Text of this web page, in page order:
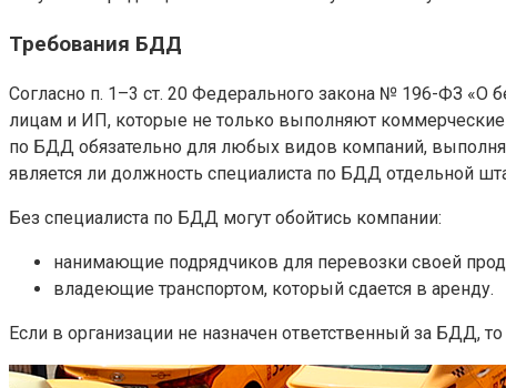
Требования БДД
Согласно п. 1–3 ст. 20 Федерального закона № 196-ФЗ
лицам и ИП, которые не только выполняют
по БДД обязательно для любых видов компаний,
является ли должность специалиста по БДД отдельной
Без специалиста по БДД могут обойтись компании:
нанимающие подрядчиков для перевозки своей
владеющие транспортом, который сдается в аренду.
Если в организации не назначен ответственный за БДД,